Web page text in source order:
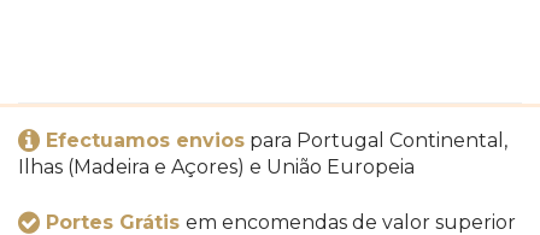
Efectuamos envios para Portugal Continental,
Ilhas (Madeira e Açores) e União Europeia
Portes Grátis em encomendas de valor superior